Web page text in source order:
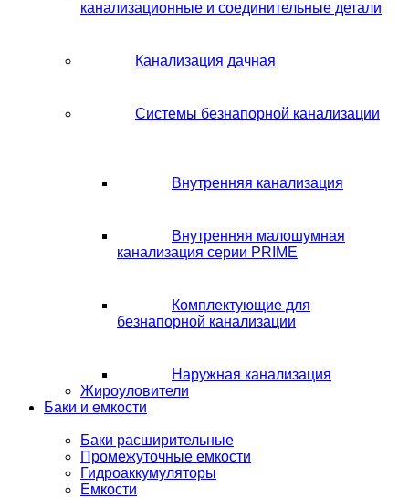
канализационные и соединительные детали
Канализация дачная
Системы безнапорной канализации
Внутренняя канализация
Внутренняя малошумная
канализация серии PRIME
Комплектующие для
безнапорной канализации
Наружная канализация
Жироуловители
Баки и емкости
Баки расширительные
Промежуточные емкости
Гидроаккумуляторы
Емкости